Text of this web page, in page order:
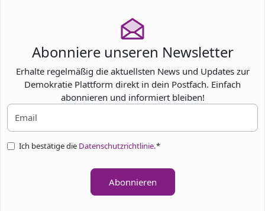
Abonniere unseren Newsletter
Erhalte regelmäßig die aktuellsten News und Updates zur
Demokratie Plattform direkt in dein Postfach. Einfach
abonnieren und informiert bleiben!
Ich bestätige die Datenschutzrichtlinie.*
Abonnieren